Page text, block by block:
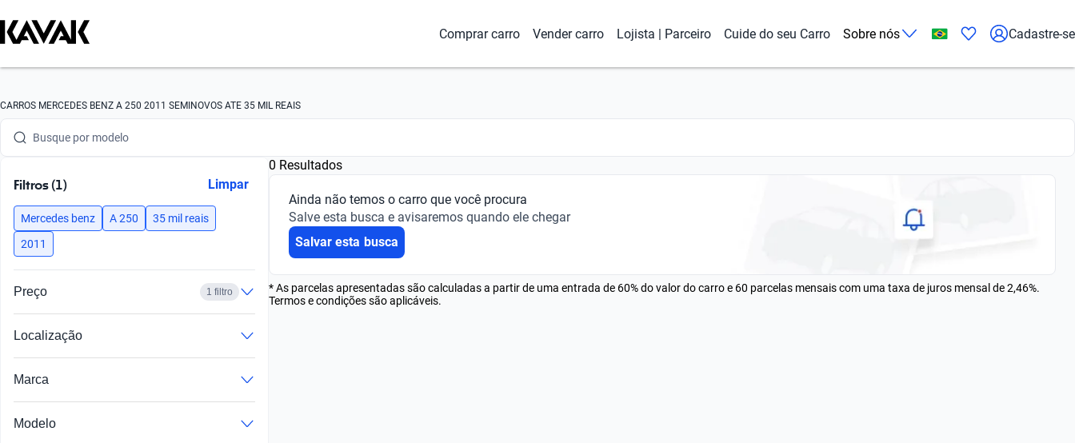
Comprar carro Vender carro Lojista | Parceiro Cuide do seu Carro Sobre nós Cadastre-se
CARROS MERCEDES BENZ A 250 2011 SEMINOVOS ATE 35 MIL REAIS
Busque por marca
Busque por modelo
Busque por ano
Busque por marca
Busque por versão
Filtros (1) Limpar
Mercedes benz A 250
35 mil reais
2011
Preço 1 filtro
Localização
Marca
Modelo
0 Resultados
Ainda não temos o carro que você procura
Salve esta busca e avisaremos quando ele chegar
Salvar esta busca
* As parcelas apresentadas são calculadas a partir de uma entrada de 60% do valor do carro e 60 parcelas mensais com uma taxa de juros mensal de 2,46%.
Termos e condições são aplicáveis.